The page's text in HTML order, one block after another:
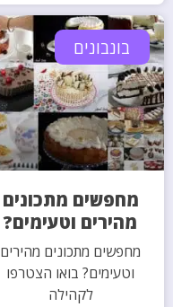
בונבונים
מחפשים מתכונים
מהירים וטעימים?
מחפשים מתכונים מהירים
וטעימים? בואו הצטרפו
לקהילה